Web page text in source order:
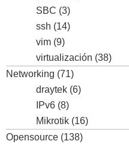
SBC (3)
ssh (14)
vim (9)
virtualización (38)
Networking (71)
draytek (6)
IPv6 (8)
Mikrotik (16)
Opensource (138)